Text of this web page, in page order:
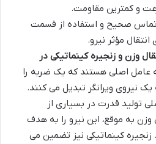
و کمترین مقاومت.
صحیح و استفاده از قسمت
مؤثر نیرو.
وزن و زنجیره کینماتیکی در
عامل اصلی هستند که یک ضربه را
نیروی ویرانگر تبدیل می کنند.
تولید قدرت در بسیاری از
به موقع، این نیرو را به هدف
کینماتیکی نیز تضمین می